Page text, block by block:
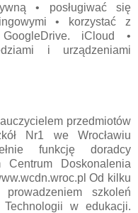
• posługiwać się
• korzystać z
iCloud •
i urządzeniami
przedmiotów
Nr1 we Wrocławiu
funkcję doradcy
Centrum Doskonalenia
Od kilku
szkoleń
w edukacji.